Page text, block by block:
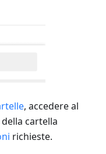
, accedere al
cartella
richieste.